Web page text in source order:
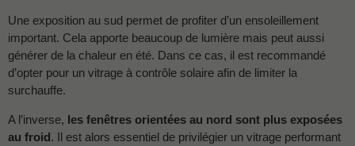
Une exposition au sud permet de profiter d’un ensoleillement
important. Cela apporte beaucoup de lumière mais peut aussi
générer de la chaleur en été. Dans ce cas, il est recommandé
d’opter pour un vitrage à contrôle solaire afin de limiter la
surchauffe.
A l’inverse, les fenêtres orientées au nord sont plus exposées
au froid. Il est alors essentiel de privilégier un vitrage performant